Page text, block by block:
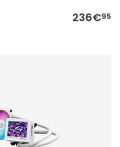
236€95